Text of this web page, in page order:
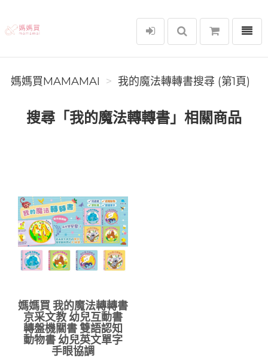
媽媽買MAMAMAI
選單
媽媽買MAMAMAI 我的魔法轉轉書搜尋 (第1頁)
搜尋「我的魔法轉轉書」相關商品
媽媽買 我的魔法轉轉書
京采文教 幼兒互動書
轉盤機關書 雙語認知
動物書 幼兒英文單字
手眼協調